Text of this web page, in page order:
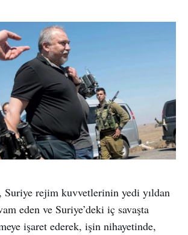
Suriye rejim kuvvetlerinin yedi yıldan
eden ve Suriye’deki iç savaşta
işaret ederek, işin nihayetinde,